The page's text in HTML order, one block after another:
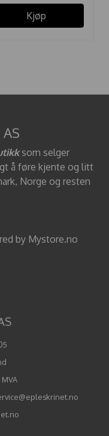
Kjøp
som selger
å føre kjente og litt
Norge og resten
by Mystore.no